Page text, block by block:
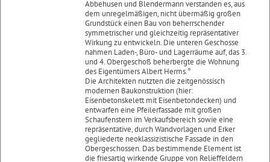
Abbehusen und Blendermann verstanden es, aus
dem unregelmäßigen, nicht übermäßig großen
Grundstück einen Bau von beherrschender
symmetrischer und gleichzeitig repräsentativer
Wirkung zu entwickeln. Die unteren Geschosse
nahmen Laden-, Büro- und Lagerräume auf, das 3.
und 4. Obergeschoß beherbergte die Wohnung
des Eigentümers Albert Herms.°
Die Architekten nutzten die zeitgenössisch
modernen Baukonstruktion (hier:
Eisenbetonskelett mit Eisenbetondecken) und
entwarfen eine Pfeilerfassade mit großen
Schaufenstern im Verkaufsbereich sowie eine
repräsentative, durch Wandvorlagen und Erker
gegliederte neoklassizistische Fassade in den
Obergeschossen. Das bestimmende Element ist
die friesartig wirkende Gruppe von Relieffeldern